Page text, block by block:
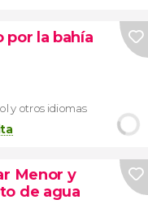
por la bahía
y otros idiomas
Menor y
de agua